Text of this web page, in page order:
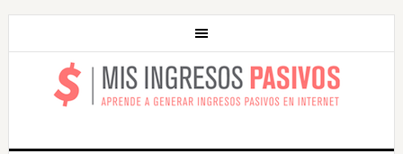
MIS INGRESOS
PASIVOS